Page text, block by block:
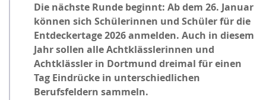
Die nächste Runde beginnt: Ab dem 26. Januar
können sich Schülerinnen und Schüler für die
Entdeckertage 2026 anmelden. Auch in diesem
Jahr sollen alle Achtklässlerinnen und
Achtklässler in Dortmund dreimal für einen
Tag Eindrücke in unterschiedlichen
Berufsfeldern sammeln.